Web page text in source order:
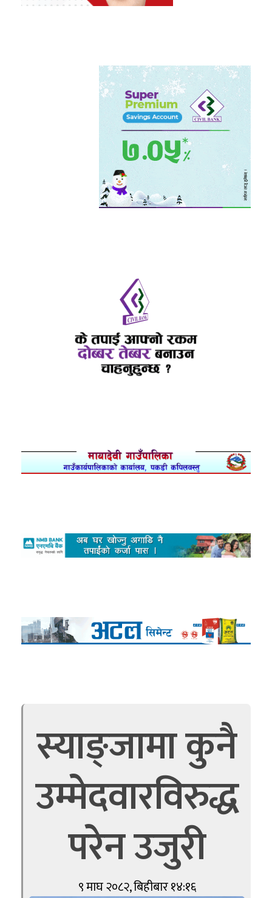
स्याङ्जामा कुनै
उम्मेदवारविरुद्ध
परेन उजुरी
९ माघ २०८२, बिहीबार १४:१६